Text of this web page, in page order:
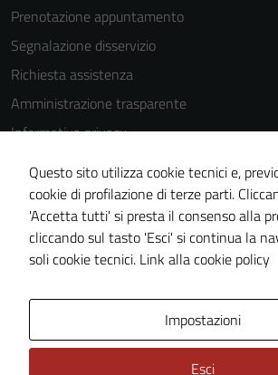
Prenotazione appuntamento
Segnalazione disservizio
Richiesta assistenza
Amministrazione trasparente
Informativa privacy
Cookie Policy
Note legali
Dichiarazione di accessibilità
Piano di miglioramento del sito
Questo sito utilizza cookie tecnici e,
cookie di profilazione di terze parti.
'Accetta tutti' si presta il consenso alla
cliccando sul tasto 'Esci' si continua la
soli cookie tecnici. Link alla cookie policy
Impostazioni
Esci
estesa
possono
essere
utilizzati
anche
di questi
cookies